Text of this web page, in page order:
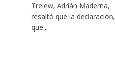
Trelew, Adrián Maderna,
resaltó que la declaración,
que...